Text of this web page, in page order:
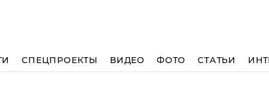
СПЕЦПРОЕКТЫ ВИДЕО ФОТО СТАТЬИ